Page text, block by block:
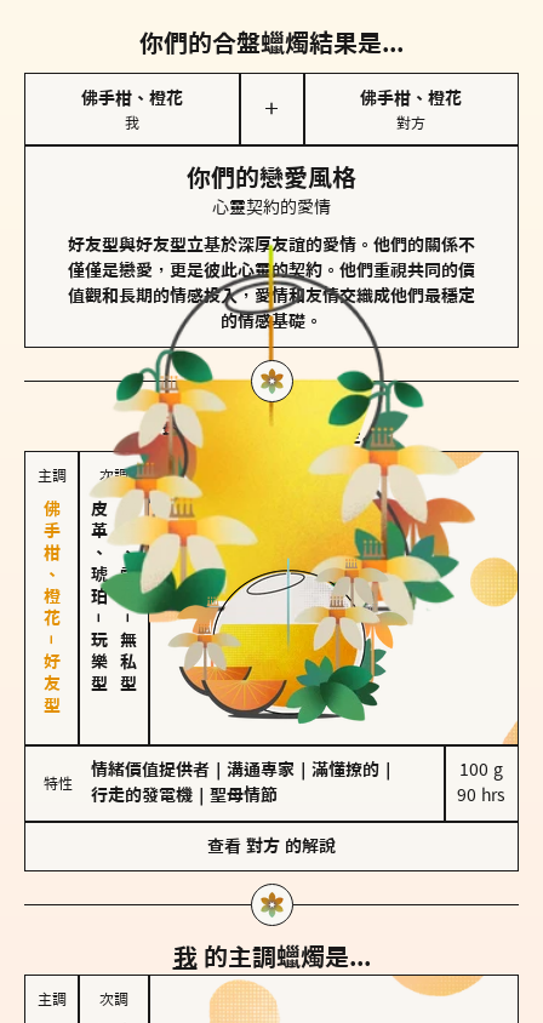
你們的合盤蠟燭結果是...
佛手柑、橙花
我
＋
佛手柑、橙花
對方
你們的戀愛風格
心靈契約的愛情
好友型與好友型立基於深厚友誼的愛情。他們的關係不
僅僅是戀愛，更是彼此心靈的契約。他們重視共同的價
值觀和長期的情感投入，愛情和友情交織成他們最穩定
的情感基礎。
對方 的主調蠟燭是...
主調
佛手柑、橙花－好友型
次調
皮革、琥珀
－
玩樂型
海鹽、雪花
－
無私型
特性
情緒價值提供者 溝通專家 滿懂撩的
行走的發電機
聖母情節
100 g
90 hrs
查看 對方 的解說
我 的主調蠟燭是...
主調 次調